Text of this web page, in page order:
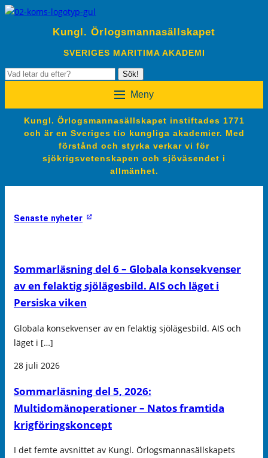
Kungl. Örlogsmannasällskapet
SVERIGES MARITIMA AKADEMI
Sök
Sök!
Meny
Kungl. Örlogsmannasällskapet instiftades 1771
och är en Sveriges tio kungliga akademier. Med
förstånd och styrka verkar vi för
sjökrigsvetenskapen och sjöväsendet i
allmänhet.
Senaste nyheter
Sommarläsning del 6 – Globala konsekvenser
av en felaktig sjölägesbild. AIS och läget i
Persiska viken
Globala konsekvenser av en felaktig sjölägesbild. AIS och
läget i […]
28 juli 2026
Sommarläsning del 5, 2026:
Multidomänoperationer – Natos framtida
krigföringskoncept
I det femte avsnittet av Kungl. Örlogsmannasällskapets